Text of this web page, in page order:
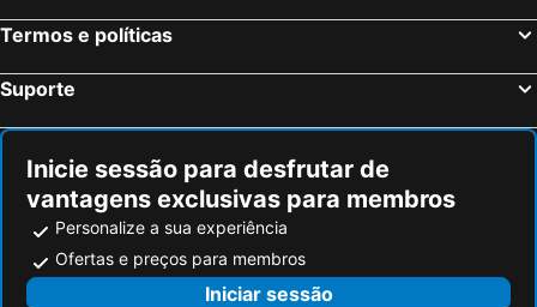
Termos e políticas
Suporte
Inicie sessão para desfrutar de
vantagens exclusivas para membros
Personalize a sua experiência
Ofertas e preços para membros
Iniciar sessão